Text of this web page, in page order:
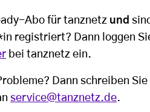
Abo für tanznetz und
registriert? Dann loggen
bei tanznetz ein.
Dann schreiben Sie
service@tanznetz.de.